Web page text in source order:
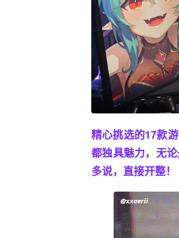
精心挑选的17款
都独具魅力，无
多说，直接开整！